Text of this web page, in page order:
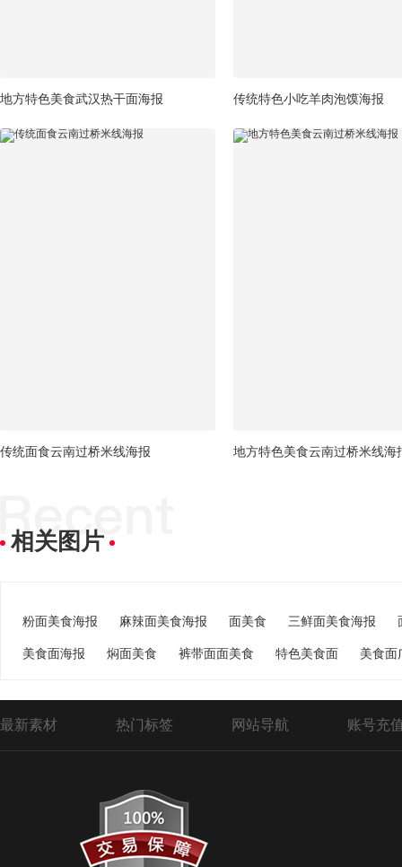
地方特色美食武汉热干面海报 传统特色小吃羊肉泡馍海报
传统面食云南过桥米线海报 地方特色美食云南过桥米线海
相关图片
粉面美食海报 麻辣面美食海报 面美食 三鲜面美食海报
美食面海报 焖面美食 裤带面面美食 特色美食面 美食面
最新素材 热门标签 网站导航 账号充